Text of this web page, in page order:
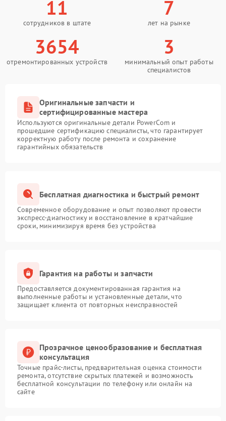
11
сотрудников в штате
7
лет на рынке
3654
отремонтированных устройств
3
минимальный опыт работы
специалистов
Оригинальные запчасти и
сертифицированные мастера
Используются оригинальные детали PowerCom и
прошедшие сертификацию специалисты, что гарантирует
корректную работу после ремонта и сохранение
гарантийных обязательств
Бесплатная диагностика и быстрый ремонт
Современное оборудование и опыт позволяют провести
экспресс-диагностику и восстановление в кратчайшие
сроки, минимизируя время без устройства
Гарантия на работы и запчасти
Предоставляется документированная гарантия на
выполненные работы и установленные детали, что
защищает клиента от повторных неисправностей
Прозрачное ценообразование и бесплатная
консультация
Точные прайс-листы, предварительная оценка стоимости
ремонта, отсутствие скрытых платежей и возможность
бесплатной консультации по телефону или онлайн на
сайте